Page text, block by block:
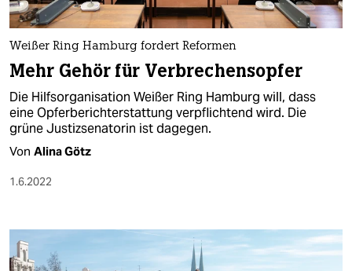
Weißer Ring Hamburg fordert Reformen
Mehr Gehör für Verbrechensopfer
Die Hilfsorganisation Weißer Ring Hamburg will, dass
eine Opfer­berichterstattung verpflichtend wird. Die
grüne Justiz­senatorin ist dagegen.
Von Alina Götz
1.6.2022